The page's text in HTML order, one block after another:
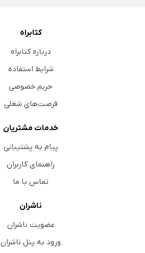
کتابراه
درباره کتابراه
شرایط استفاده
حریم خصوصی
فرصت‌های شغلی
خدمات مشتریان
پیام به پشتیبانی
راهنمای کاربران
تماس با ما
ناشران
عضویت ناشران
ورود به پنل ناشران